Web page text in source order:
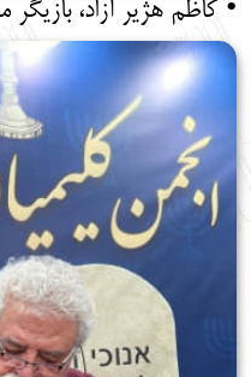
• کاظم هژیر آزاد، بازیگر